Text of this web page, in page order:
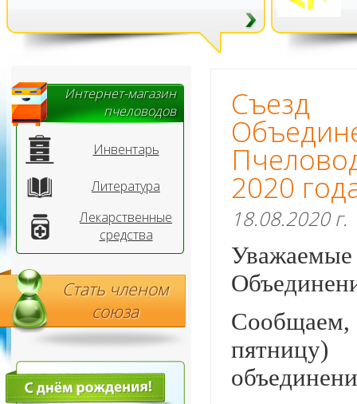
Интернет-магазин
пчеловодов
Инвентарь
Литература
Лекарственные
средства
Стать членом
союза
Съезд
2020
18.08.2020 г.
пятницу)